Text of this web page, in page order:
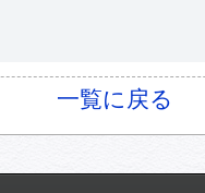
一覧に戻る